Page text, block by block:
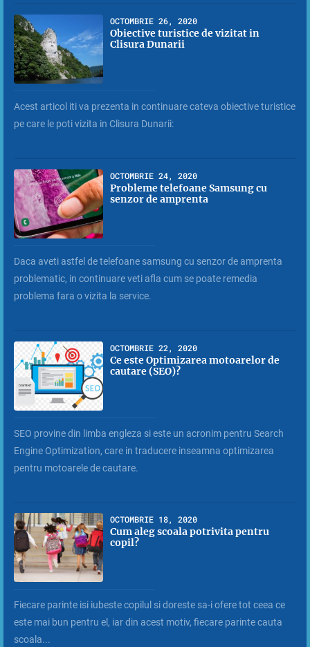
OCTOMBRIE 26, 2020
Obiective turistice de vizitat in
Clisura Dunarii
Acest articol iti va prezenta in continuare cateva obiective turistice
pe care le poti vizita in Clisura Dunarii:
OCTOMBRIE 24, 2020
Probleme telefoane Samsung cu
senzor de amprenta
Daca aveti astfel de telefoane samsung cu senzor de amprenta
problematic, in continuare veti afla cum se poate remedia
problema fara o vizita la service.
OCTOMBRIE 22, 2020
Ce este Optimizarea motoarelor de
cautare (SEO)?
SEO provine din limba engleza si este un acronim pentru Search
Engine Optimization, care in traducere inseamna optimizarea
pentru motoarele de cautare.
OCTOMBRIE 18, 2020
Cum aleg scoala potrivita pentru
copil?
Fiecare parinte isi iubeste copilul si doreste sa-i ofere tot ceea ce
este mai bun pentru el, iar din acest motiv, fiecare parinte cauta
scoala...